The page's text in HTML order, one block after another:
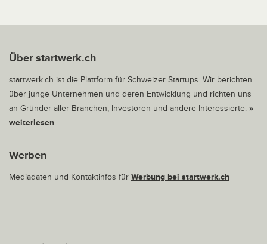
Über startwerk.ch
startwerk.ch ist die Plattform für Schweizer Startups. Wir berichten
über junge Unternehmen und deren Entwicklung und richten uns
an Gründer aller Branchen, Investoren und andere Interessierte. »
weiterlesen
Werben
Mediadaten und Kontaktinfos für Werbung bei startwerk.ch